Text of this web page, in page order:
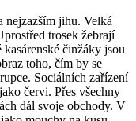
nejzazším jihu. Velká
trosek žebrají
činžáky jsou
toho, čím by se
Sociálních zařízení
červi. Přes všechny
dál svoje obchody. V